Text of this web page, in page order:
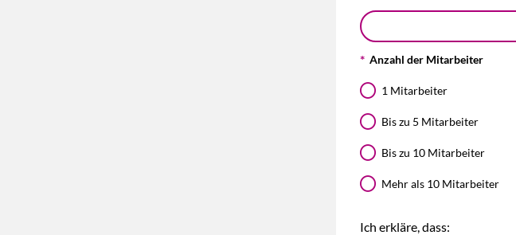
Anzahl der Mitarbeiter
1 Mitarbeiter
Bis zu 5 Mitarbeiter
Bis zu 10 Mitarbeiter
Mehr als 10 Mitarbeiter
Ich erkläre, dass: